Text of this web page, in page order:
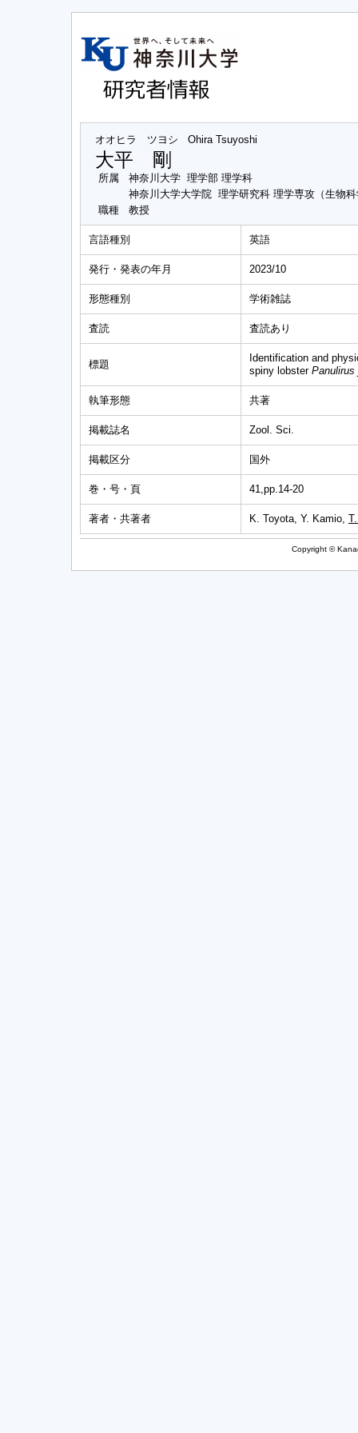
オオヒラ ツヨシ Ohira Tsuyoshi
大平 剛
所属
神奈川大学 理学部 理学科
神奈川大学大学院 理学研究科 理学専攻（生物
職種
教授
言語種別 英語
発行・発表の年月 2023/10
形態種別 学術雑誌
査読 査読あり
標題
Identification and
spiny lobster Panulirus
執筆形態 共著
掲載誌名 Zool. Sci.
掲載区分 国外
巻・号・頁 41,pp.14-20
著者・共著者 K. Toyota, Y. Kamio,
Copyright ©